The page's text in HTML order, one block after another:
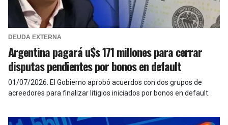
DEUDA EXTERNA
Argentina pagará u$s 171 millones para cerrar
disputas pendientes por bonos en default
01/07/2026 El Gobierno aprobó acuerdos con dos grupos de
acreedores para finalizar litigios iniciados por bonos en default.